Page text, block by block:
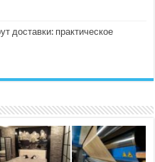
доставки: практическое